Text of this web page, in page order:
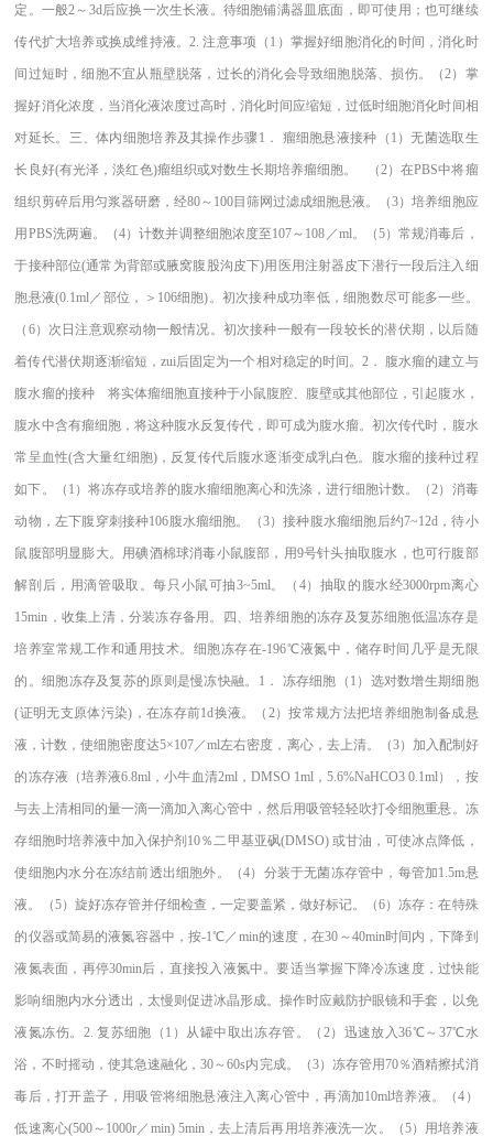
定。一般2～3d后应换一次生长液。待细胞铺满器皿底面，即可使用；也可继续
传代扩大培养或换成维持液。2. 注意事项（1）掌握好细胞消化的时间，消化时
间过短时，细胞不宜从瓶壁脱落，过长的消化会导致细胞脱落、损伤。（2）掌
握好消化浓度，当消化液浓度过高时，消化时间应缩短，过低时细胞消化时间相
对延长。三、体内细胞培养及其操作步骤1． 瘤细胞悬液接种（1）无菌选取生
长良好(有光泽，淡红色)瘤组织或对数生长期培养瘤细胞。 （2）在PBS中将瘤
组织剪碎后用匀浆器研磨，经80～100目筛网过滤成细胞悬液。（3）培养细胞应
用PBS洗两遍。（4）计数并调整细胞浓度至107～108／ml。（5）常规消毒后，
于接种部位(通常为背部或腋窝腹股沟皮下)用医用注射器皮下潜行一段后注入细
胞悬液(0.1ml／部位，＞106细胞)。初次接种成功率低，细胞数尽可能多一些。
（6）次日注意观察动物一般情况。初次接种一般有一段较长的潜伏期，以后随
着传代潜伏期逐渐缩短，zui后固定为一个相对稳定的时间。2． 腹水瘤的建立与
腹水瘤的接种 将实体瘤细胞直接种于小鼠腹腔、腹壁或其他部位，引起腹水，
腹水中含有瘤细胞，将这种腹水反复传代，即可成为腹水瘤。初次传代时，腹水
常呈血性(含大量红细胞)，反复传代后腹水逐渐变成乳白色。腹水瘤的接种过程
如下。（1）将冻存或培养的腹水瘤细胞离心和洗涤，进行细胞计数。（2）消毒
动物，左下腹穿刺接种106腹水瘤细胞。（3）接种腹水瘤细胞后约7~12d，待小
鼠腹部明显膨大。用碘酒棉球消毒小鼠腹部，用9号针头抽取腹水，也可行腹部
解剖后，用滴管吸取。每只小鼠可抽3~5ml。（4）抽取的腹水经3000rpm离心
15min，收集上清，分装冻存备用。四、培养细胞的冻存及复苏细胞低温冻存是
培养室常规工作和通用技术。细胞冻存在-196℃液氮中，储存时间几乎是无限
的。细胞冻存及复苏的原则是慢冻快融。1． 冻存细胞（1）选对数增生期细胞
(证明无支原体污染)，在冻存前1d换液。（2）按常规方法把培养细胞制备成悬
液，计数，使细胞密度达5×107／ml左右密度，离心，去上清。（3）加入配制好
的冻存液（培养液6.8ml，小牛血清2ml，DMSO 1ml，5.6%NaHCO3 0.1ml），按
与去上清相同的量一滴一滴加入离心管中，然后用吸管轻轻吹打令细胞重悬。冻
存细胞时培养液中加入保护剂10％二甲基亚砜(DMSO) 或甘油，可使冰点降低，
使细胞内水分在冻结前透出细胞外。（4）分装于无菌冻存管中，每管加1.5m悬
液。（5）旋好冻存管并仔细检查，一定要盖紧，做好标记。（6）冻存：在特殊
的仪器或简易的液氮容器中，按-1℃／min的速度，在30～40min时间内，下降到
液氮表面，再停30min后，直接投入液氮中。要适当掌握下降冷冻速度，过快能
影响细胞内水分透出，太慢则促进冰晶形成。操作时应戴防护眼镜和手套，以免
液氮冻伤。2. 复苏细胞（1）从罐中取出冻存管。（2）迅速放入36℃～37℃水
浴，不时摇动，使其急速融化，30～60s内完成。（3）冻存管用70％酒精擦拭消
毒后，打开盖子，用吸管将细胞悬液注入离心管中，再滴加10ml培养液。（4）
低速离心(500～1000r／min) 5min，去上清后再用培养液洗一次。（5）用培养液